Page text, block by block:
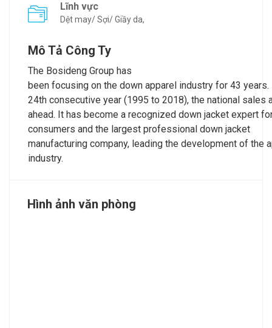
Lĩnh vực
Dệt may/ Sợi/ Giầy da,
Mô Tả Công Ty
The Bosideng Group has
been focusing on the down apparel industry for 43 years.
24th consecutive year (1995 to 2018), the national sales
ahead. It has become a recognized down jacket expert
consumers and the largest professional down jacket
manufacturing company, leading the development of the
industry.
Hình ảnh văn phòng